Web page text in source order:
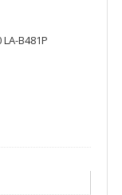
B481P